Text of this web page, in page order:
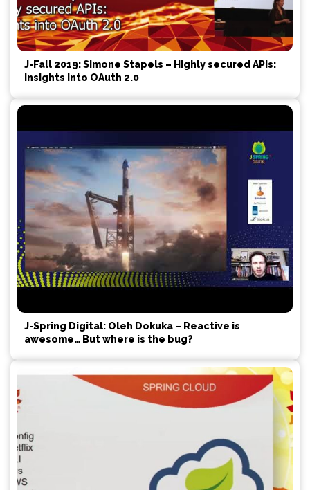
J-Fall 2019: Simone Stapels – Highly secured APIs:
insights into OAuth 2.0
J-Spring Digital: Oleh Dokuka – Reactive is
awesome… But where is the bug?